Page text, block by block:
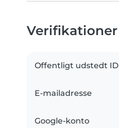
Verifikationer
Offentligt udstedt ID
E-mailadresse
Google-konto